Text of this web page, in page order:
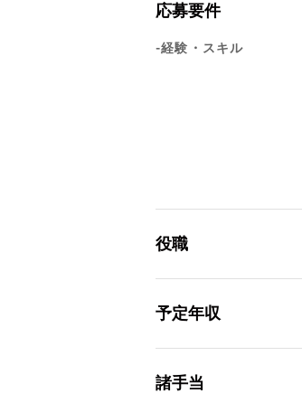
応募要件
-経験・スキル
役職
予定年収
諸手当